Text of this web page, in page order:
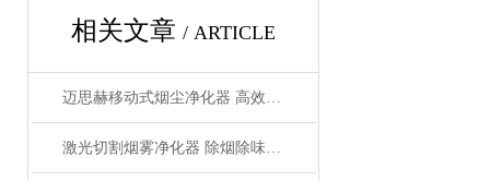
相关文章 / ARTICLE
迈思赫移动式烟尘净化器 高效HEPA过滤 低噪音静音设计 过环评认证 工厂直销
激光切割烟雾净化器 除烟除味环保